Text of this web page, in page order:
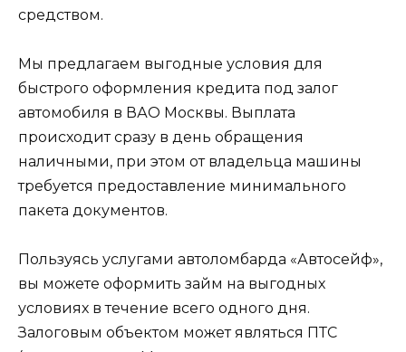
средством.
Мы предлагаем выгодные условия для
быстрого оформления кредита под залог
автомобиля в ВАО Москвы. Выплата
происходит сразу в день обращения
наличными, при этом от владельца машины
требуется предоставление минимального
пакета документов.
Пользуясь услугами автоломбарда «Автосейф»,
вы можете оформить займ на выгодных
условиях в течение всего одного дня.
Залоговым объектом может являться ПТС